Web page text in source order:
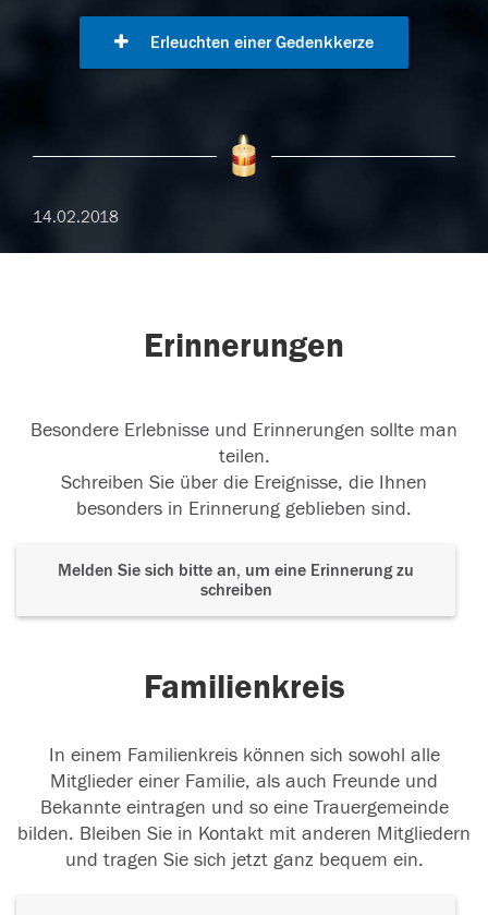
Erleuchten einer Gedenkkerze
14.02.2018
Erinnerungen
Besondere Erlebnisse und Erinnerungen sollte man
teilen.
Schreiben Sie über die Ereignisse, die Ihnen
besonders in Erinnerung geblieben sind.
Melden Sie sich bitte an, um eine Erinnerung zu
schreiben
Familienkreis
In einem Familienkreis können sich sowohl alle
Mitglieder einer Familie, als auch Freunde und
Bekannte eintragen und so eine Trauergemeinde
bilden. Bleiben Sie in Kontakt mit anderen Mitgliedern
und tragen Sie sich jetzt ganz bequem ein.